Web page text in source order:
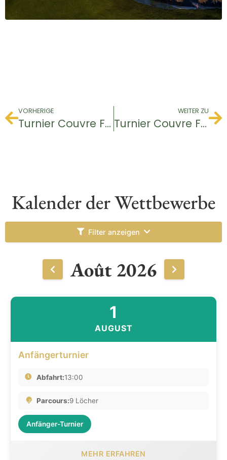
VORHERIGE
Turnier Couvre Feu
WEITER ZU
Turnier Couvre Feu
Kalender der Wettbewerbe
Filter anzeigen
Août 2026
1
AUGUST
Anfängerturnier
Abfahrt:13:00
Parcours:9 Löcher
Anfänger-Turnier
MEHR ERFAHREN